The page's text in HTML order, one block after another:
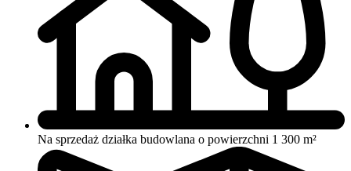
Na sprzedaż działka budowlana o powierzchni 1 300 m²